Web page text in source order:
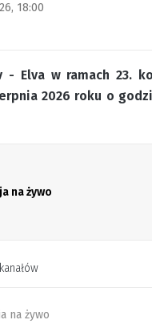
18:00
- Elva w ramach 23.
2026 roku o
na żywo
na żywo